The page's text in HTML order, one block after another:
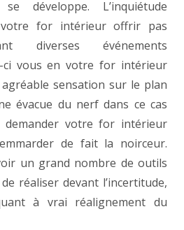
développe. L’inquiétude
for intérieur offrir pas
diverses événements
ci vous en votre for intérieur
sensation sur le plan
évacue du nerf dans ce cas
demander votre for intérieur
de fait la noirceur.
un grand nombre de outils
réaliser devant l’incertitude,
à vrai réalignement du